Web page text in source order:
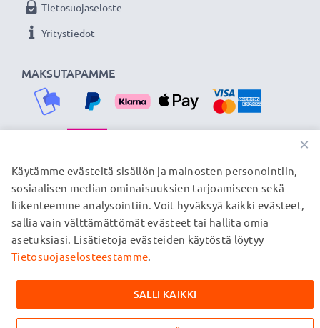
MAKSUTAPAMME
Tietosuojaseloste
Yritystiedot
TOIMITUSKUMPPANIMME
© subtel.fi 2026
Kaikki hinnat sisältävät arvonlisäveron, mutta ei
toimituskuluja. Kaikki sivuillamme mainitut tavaramerkit ovat
verkkosivuillamme ainoastaan tuotteitamme koskevan
×
Käytämme evästeitä sisällön ja mainosten personointiin,
sosiaalisen median ominaisuuksien tarjoamiseen sekä
liikenteemme analysointiin. Voit hyväksyä kaikki evästeet,
sallia vain välttämättömät evästeet tai hallita omia
asetuksiasi. Lisätietoja evästeiden käytöstä löytyy
Tietosuojaselosteestamme.
SALLI KAIKKI